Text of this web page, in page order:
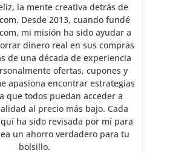
la mente creativa detrás de
Desde 2013, cuando fundé
mi misión ha sido ayudar a
dinero real en sus compras
de una década de experiencia
ofertas, cupones y
apasiona encontrar estrategias
que todos puedan acceder a
al precio más bajo. Cada
ha sido revisada por mí para
un ahorro verdadero para tu
bolsillo.